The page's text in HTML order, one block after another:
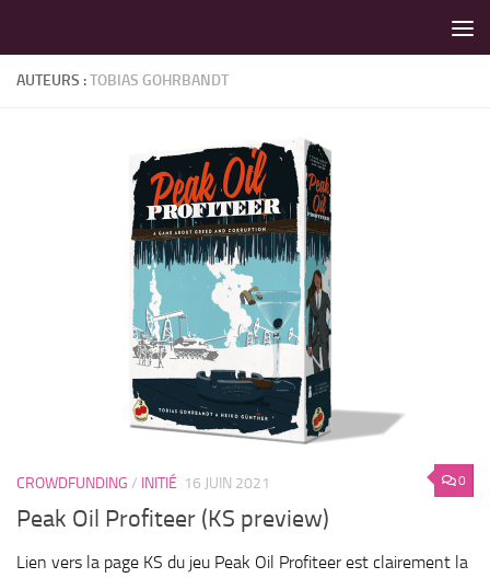
AUTEURS :TOBIAS GOHRBANDT
0
CROWDFUNDING / INITIÉ 16 JUIN 2021
Peak Oil Profiteer (KS preview)
Lien vers la page KS du jeu Peak Oil Profiteer est clairement la